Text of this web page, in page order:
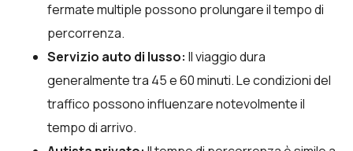
fermate multiple possono prolungare il tempo di
percorrenza.
Servizio auto di lusso: Il viaggio dura
generalmente tra 45 e 60 minuti. Le condizioni del
traffico possono influenzare notevolmente il
tempo di arrivo.